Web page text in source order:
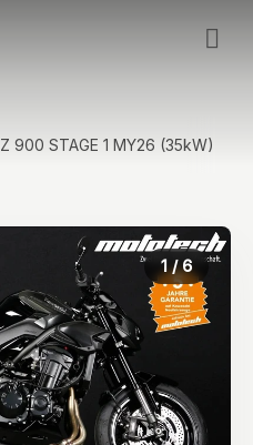
Z 900 STAGE 1 MY26 (35kW)
1/ 6